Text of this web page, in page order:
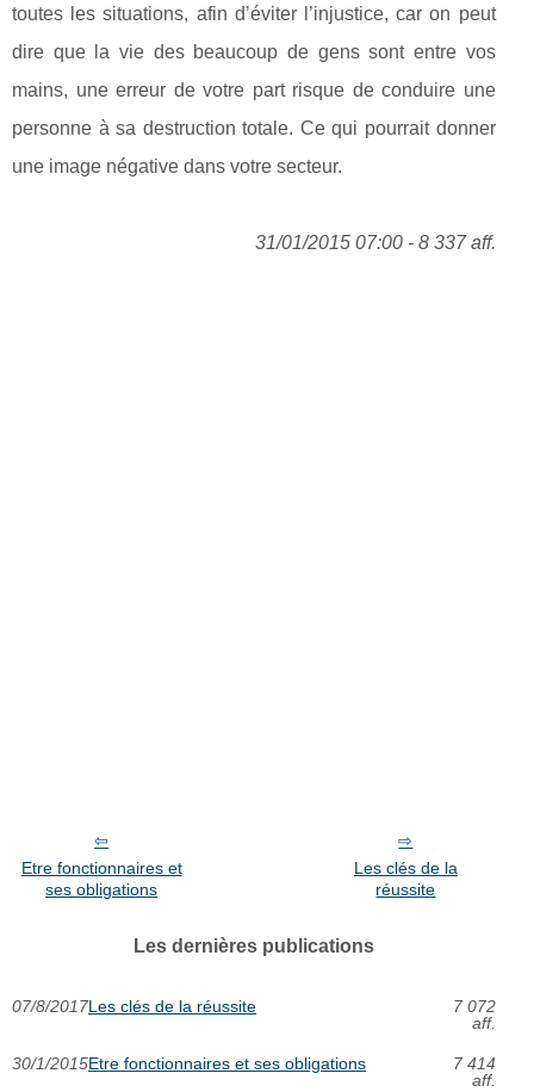
toutes les situations, afin d’éviter l’injustice, car on peut
dire que la vie des beaucoup de gens sont entre vos
mains, une erreur de votre part risque de conduire une
personne à sa destruction totale. Ce qui pourrait donner
une image négative dans votre secteur.
31/01/2015 07:00 - 8 337 aff.
Etre fonctionnaires et
ses obligations
Les clés de la
réussite
Les dernières publications
07/8/2017Les clés de la réussite
7 072
aff.
30/1/2015Etre fonctionnaires et ses obligations
7 414
aff.